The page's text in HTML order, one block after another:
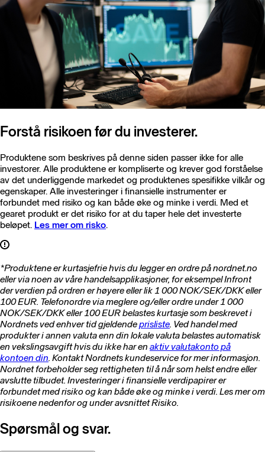
Forstå risikoen før du investerer.
Produktene som beskrives på denne siden passer ikke for alle
investorer. Alle produktene er kompliserte og krever god forståelse
av det underliggende markedet og produktenes spesifikke vilkår og
egenskaper. Alle investeringer i finansielle instrumenter er
forbundet med risiko og kan både øke og minke i verdi. Med et
gearet produkt er det risiko for at du taper hele det investerte
beløpet. Les mer om risko.
*Produktene er kurtasjefrie hvis du legger en ordre på nordnet.no
eller via noen av våre handelsapplikasjoner, for eksempel Infront
der verdien på ordren er høyere eller lik 1 000 NOK/SEK/DKK eller
100 EUR. Telefonordre via meglere og/eller ordre under 1 000
NOK/SEK/DKK eller 100 EUR belastes kurtasje som beskrevet i
Nordnets ved enhver tid gjeldendeprisliste. Ved handel med
produkter i annen valuta enn din lokale valuta belastes automatisk
en vekslingsavgift hvis du ikke har en aktiv valutakonto på
kontoen din. Kontakt Nordnets kundeservice for mer informasjon.
Nordnet forbeholder seg rettigheten til å når som helst endre eller
avslutte tilbudet. Investeringer i finansielle verdipapirer er
forbundet med risiko og kan både øke og minke i verdi. Les mer om
risikoene nedenfor og under avsnittet Risiko.
Spørsmål og svar.